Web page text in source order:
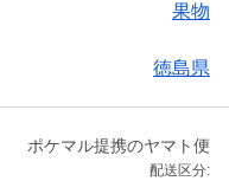
果物
徳島県
ポケマル提携のヤマト便
配送区分: